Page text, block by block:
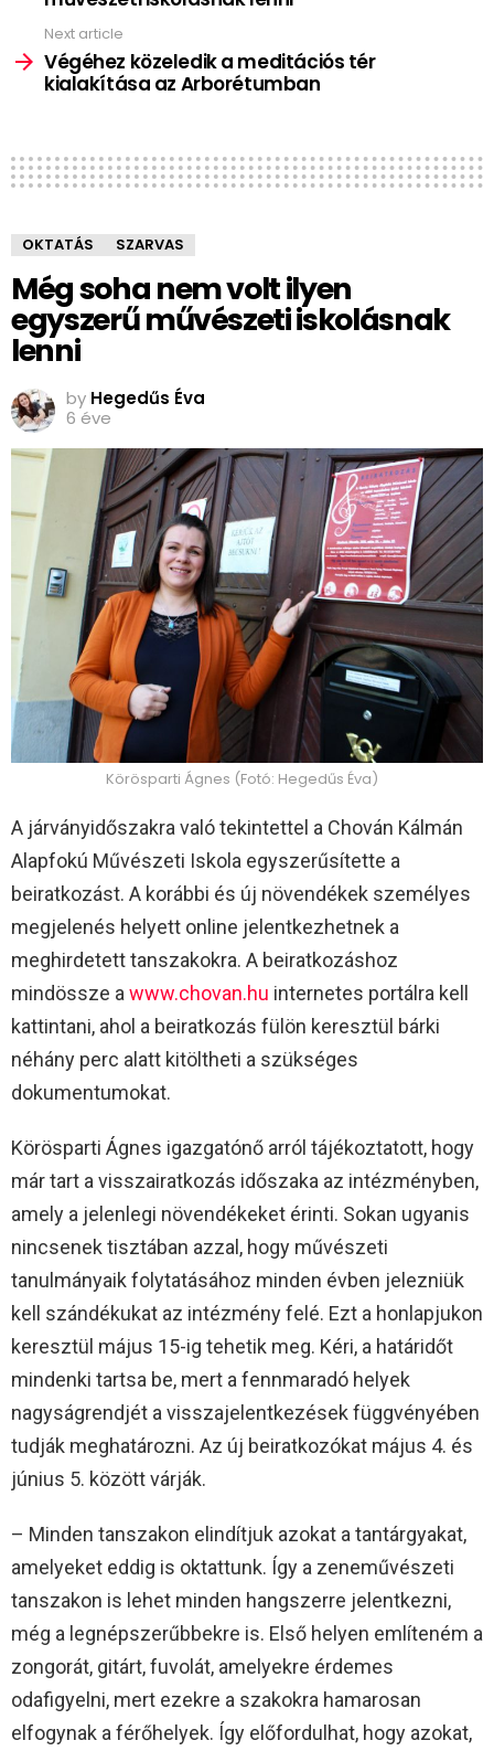
Next article
Végéhez közeledik a meditációs tér
kialakítása az Arborétumban
OKTATÁS SZARVAS
Még soha nem volt ilyen
egyszerű művészeti iskolásnak
lenni
by Hegedűs Éva
6 éve
Körösparti Ágnes (Fotó: Hegedűs Éva)
A járványidőszakra való tekintettel a Chován Kálmán
Alapfokú Művészeti Iskola egyszerűsítette a
beiratkozást. A korábbi és új növendékek személyes
megjelenés helyett online jelentkezhetnek a
meghirdetett tanszakokra. A beiratkozáshoz
mindössze a www.chovan.hu internetes portálra kell
kattintani, ahol a beiratkozás fülön keresztül bárki
néhány perc alatt kitöltheti a szükséges
dokumentumokat.
Körösparti Ágnes igazgatónő arról tájékoztatott, hogy
már tart a visszairatkozás időszaka az intézményben,
amely a jelenlegi növendékeket érinti. Sokan ugyanis
nincsenek tisztában azzal, hogy művészeti
tanulmányaik folytatásához minden évben jelezniük
kell szándékukat az intézmény felé. Ezt a honlapjukon
keresztül május 15-ig tehetik meg. Kéri, a határidőt
mindenki tartsa be, mert a fennmaradó helyek
nagyságrendjét a visszajelentkezések függvényében
tudják meghatározni. Az új beiratkozókat május 4. és
június 5. között várják.
– Minden tanszakon elindítjuk azokat a tantárgyakat,
amelyeket eddig is oktattunk. Így a zeneművészeti
tanszakon is lehet minden hangszerre jelentkezni,
még a legnépszerűbbekre is. Első helyen említeném a
zongorát, gitárt, fuvolát, amelyekre érdemes
odafigyelni, mert ezekre a szakokra hamarosan
elfogynak a férőhelyek. Így előfordulhat, hogy azokat,